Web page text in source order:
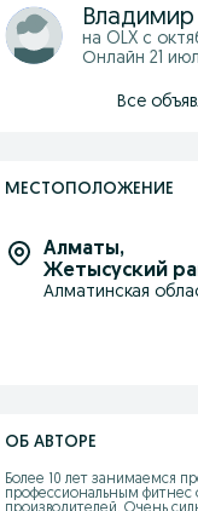
Владимир
на OLX с
Онлайн 21
Все
МЕСТОПОЛОЖЕНИЕ
Алматы,
Жетысуский
Алматинская
ОБ АВТОРЕ
Более 10 лет занимаемся
профессиональным фитнес